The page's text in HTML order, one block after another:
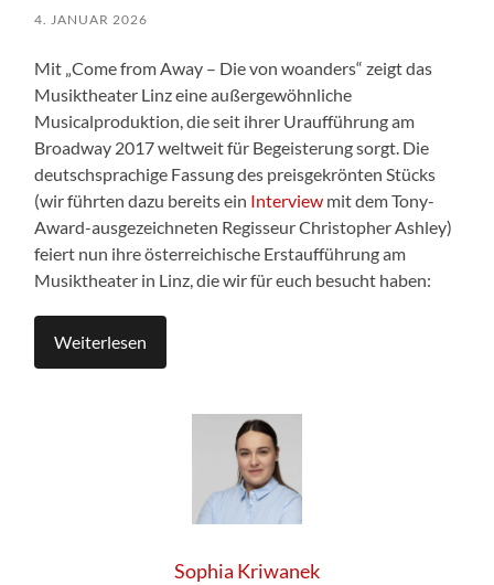
4. JANUAR 2026
Mit „Come from Away – Die von woanders“ zeigt das
Musiktheater Linz eine außergewöhnliche
Musicalproduktion, die seit ihrer Uraufführung am
Broadway 2017 weltweit für Begeisterung sorgt. Die
deutschsprachige Fassung des preisgekrönten Stücks
(wir führten dazu bereits ein Interview mit dem Tony-
Award-ausgezeichneten Regisseur Christopher Ashley)
feiert nun ihre österreichische Erstaufführung am
Musiktheater in Linz, die wir für euch besucht haben:
Weiterlesen
Sophia Kriwanek